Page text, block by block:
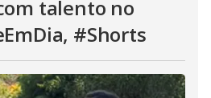
talento no
#Shorts